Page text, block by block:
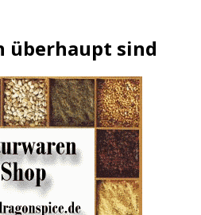
überhaupt sind